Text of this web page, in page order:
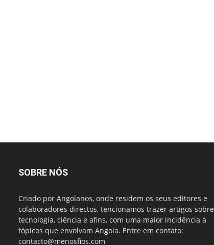
SOBRE NÓS
Criado por Angolanos, onde residem os seus editores e
colaboradores directos, tencionamos trazer artigos sobre
tecnologia, ciência e afins, com uma maior incidência à
tópicos que envolvam Angola. Entre em contato:
contacto@menosfios.com